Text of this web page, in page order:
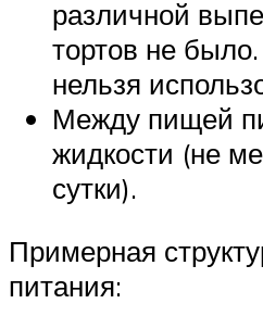
различной
тортов не
нельзя
Между пищей
жидкости (не
сутки).
Примерная
питания: